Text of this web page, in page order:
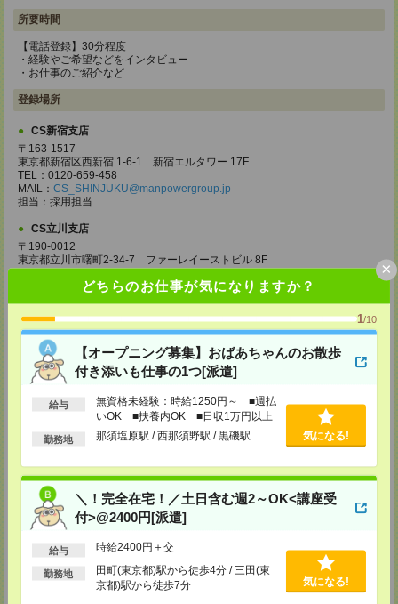
どちらのお仕事が気になりますか？
1/10
【オープニング募集】おばあちゃんのお散歩
付き添いも仕事の1つ[派遣]
給与
無資格未経験：時給1250円～ ■週払
いOK ■扶養内OK ■日収1万円以上
勤務地 那須塩原駅 / 西那須野駅 / 黒磯駅 気になる!
＼！完全在宅！／土日含む週2～OK<講座受
付>@2400円[派遣]
給与 時給2400円＋交
勤務地
田町(東京都)駅から徒歩4分 / 三田(東
京都)駅から徒歩7分
気になる!
×
所要時間
【電話登録】30分程度
・経験やご希望などをインタビュー
・お仕事のご紹介など
登録場所
CS新宿支店
〒163-1517
東京都新宿区西新宿 1-6-1 新宿エルタワー 17F
TEL：0120-659-458
MAIL： CS_SHINJUKU@manpowergroup.jp
担当：採用担当
CS立川支店
〒190-0012
東京都立川市曙町2-34-7 ファーレイーストビル 8F
CS_TACHIKAWA@manpowergroup.jp
CS横浜支店
〒220-8136
神奈川県横浜市西区みなとみらい 2-2-1 横浜ランドマークタワー36F
TEL：0120-659-459
MAIL： CS_YOKOHAMA@manpowergroup.jp
担当：採用担当
〒330-0854 埼玉県さいたま市大宮区桜木町 1-10-16 シーノ大宮ノース
TEL：0120-769-355
MAIL：CS_OMIYA@manpowergroup.jp
担当：採用担当
CS高崎支店
〒370-0831 群馬県高崎市あら町167 高崎第一生命ビルディング11Ｆ
TEL：027-320-6558
MAIL：CS_TAKASAKI@manpowergroup.jp
担当：採用担当